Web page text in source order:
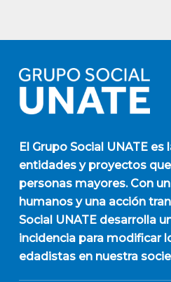
El Grupo Social UNATEes
entidades y proyectos
personas mayores. Con
humanos y una acción
Social UNATE desarrolla
incidencia para modificar
edadistas en nuestra